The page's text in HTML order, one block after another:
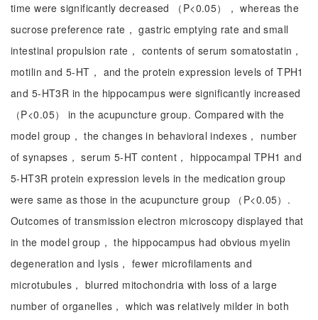
time were significantly decreased （P<0.05）， whereas the
sucrose preference rate， gastric emptying rate and small
intestinal propulsion rate， contents of serum somatostatin，
motilin and 5-HT， and the protein expression levels of TPH1
and 5-HT3R in the hippocampus were significantly increased
（P<0.05） in the acupuncture group. Compared with the
model group， the changes in behavioral indexes， number
of synapses， serum 5-HT content， hippocampal TPH1 and
5-HT3R protein expression levels in the medication group
were same as those in the acupuncture group （P<0.05）.
Outcomes of transmission electron microscopy displayed that
in the model group， the hippocampus had obvious myelin
degeneration and lysis， fewer microfilaments and
microtubules， blurred mitochondria with loss of a large
number of organelles， which was relatively milder in both